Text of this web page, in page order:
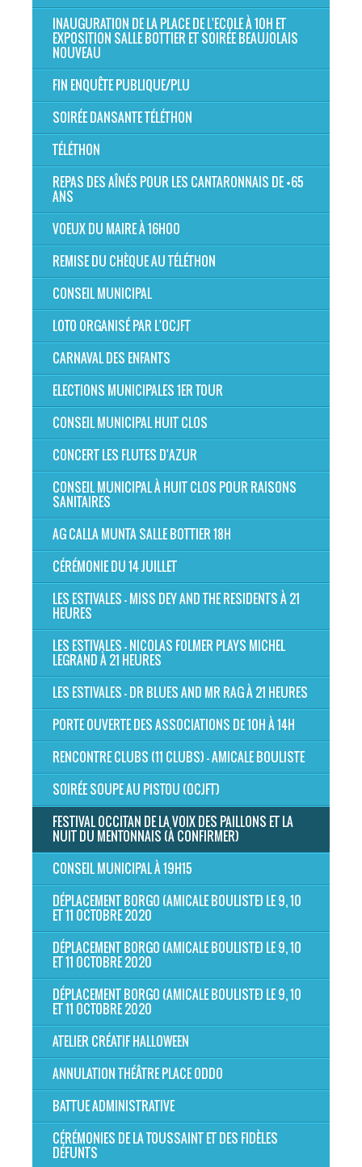
INAUGURATION DE LA PLACE DE L'ECOLE À 10H ET
EXPOSITION SALLE BOTTIER ET SOIRÉE BEAUJOLAIS
NOUVEAU
FIN ENQUÊTE PUBLIQUE/PLU
SOIRÉE DANSANTE TÉLÉTHON
TÉLÉTHON
REPAS DES AÎNÉS POUR LES CANTARONNAIS DE +65
ANS
VOEUX DU MAIRE À 16H00
REMISE DU CHÈQUE AU TÉLÉTHON
CONSEIL MUNICIPAL
LOTO ORGANISÉ PAR L'OCJFT
CARNAVAL DES ENFANTS
ELECTIONS MUNICIPALES 1ER TOUR
CONSEIL MUNICIPAL HUIT CLOS
CONCERT LES FLUTES D'AZUR
CONSEIL MUNICIPAL À HUIT CLOS POUR RAISONS
SANITAIRES
AG CALLA MUNTA SALLE BOTTIER 18H
CÉRÉMONIE DU 14 JUILLET
LES ESTIVALES - MISS DEY AND THE RESIDENTS À 21
HEURES
LES ESTIVALES - NICOLAS FOLMER PLAYS MICHEL
LEGRAND À 21 HEURES
LES ESTIVALES - DR BLUES AND MR RAG À 21 HEURES
PORTE OUVERTE DES ASSOCIATIONS DE 10H À 14H
RENCONTRE CLUBS (11 CLUBS) - AMICALE BOULISTE
SOIRÉE SOUPE AU PISTOU (OCJFT)
FESTIVAL OCCITAN DE LA VOIX DES PAILLONS ET LA
NUIT DU MENTONNAIS (À CONFIRMER)
CONSEIL MUNICIPAL À 19H15
DÉPLACEMENT BORGO (AMICALE BOULISTE) LE 9, 10
ET 11 OCTOBRE 2020
DÉPLACEMENT BORGO (AMICALE BOULISTE) LE 9, 10
ET 11 OCTOBRE 2020
DÉPLACEMENT BORGO (AMICALE BOULISTE) LE 9, 10
ET 11 OCTOBRE 2020
ATELIER CRÉATIF HALLOWEEN
ANNULATION THÉÂTRE PLACE ODDO
BATTUE ADMINISTRATIVE
CÉRÉMONIES DE LA TOUSSAINT ET DES FIDÈLES
DÉFUNTS